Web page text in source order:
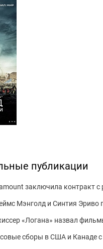
публикации
заключила контракт
Мэнголд и Синтия Эриво
«Логана» назвал
сборы в США и Канаде с